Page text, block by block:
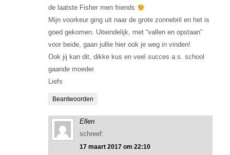
de laatste Fisher men friends
Mijn voorkeur ging uit naar de grote zonnebril en het is
goed gekomen. Uiteindelijk, met “vallen en opstaan”
voor beide, gaan jullie hier ook je weg in vinden!
Ook jij kan dit, dikke kus en veel succes a.s. school
gaande moeder.
Liefs
Beantwoorden
Ellen
schreef:
17 maart 2017 om 22:10